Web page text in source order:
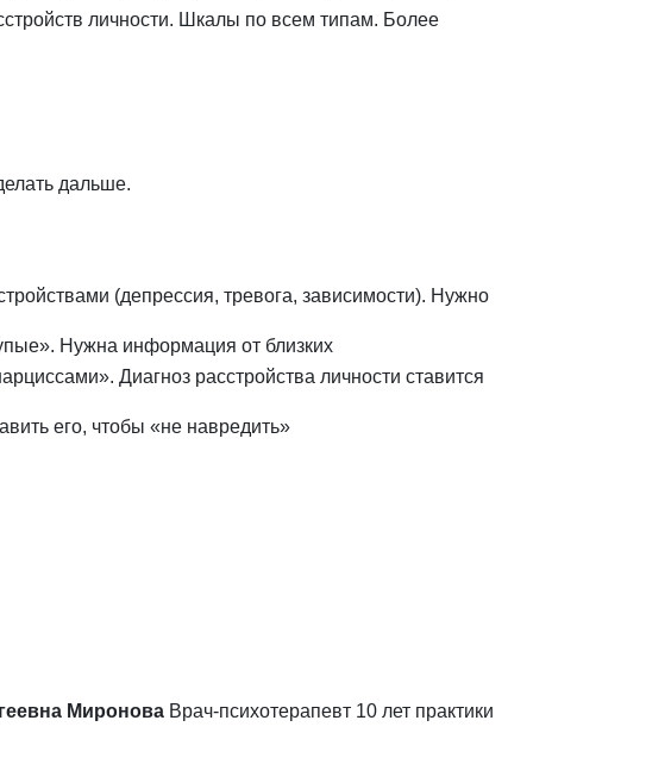
личности. Шкалы по всем типам. Более
дальше.
(депрессия, тревога, зависимости). Нужно
Нужна информация от близких
Диагноз расстройства личности ставится
его, чтобы «не навредить»
Миронова Врач-психотерапевт 10 лет практики